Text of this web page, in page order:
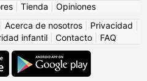
Tienda
Opiniones
Acerca de nosotros Privacidad
infantil Contacto FAQ